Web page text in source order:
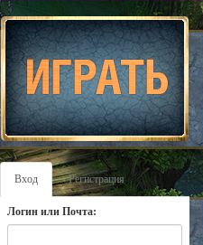
Вход Регистрация
Логин или Почта: